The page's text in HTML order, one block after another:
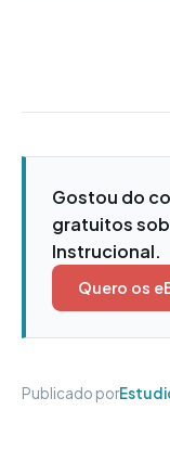
Gostou do
gratuitos
Instrucional.
Quero os
Publicado por